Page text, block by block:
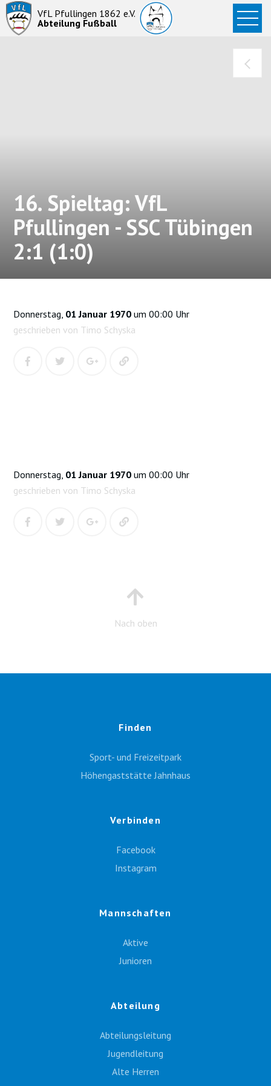
VfL Pfullingen 1862 e.V.
Abteilung Fußball
Startseite
News
16. Spieltag: VfL
Pfullingen - SSC Tübingen
2:1 (1:0)
Donnerstag, 01 Januar 1970 um 00:00 Uhr
geschrieben von Timo Schyska
Donnerstag, 01 Januar 1970 um 00:00 Uhr
geschrieben von Timo Schyska
Nach oben
Finden
Sport- und Freizeitpark
Höhengaststätte Jahnhaus
Verbinden
Facebook
Instagram
Mannschaften
Aktive
Junioren
Abteilung
Abteilungsleitung
Jugendleitung
Alte Herren